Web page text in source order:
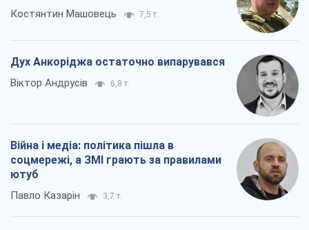
Костянтин Машовець 7,5 т.
Дух Анкоріджа остаточно випарувався
Віктор Андрусів 6,8 т.
Війна і медіа: політика пішла в
соцмережі, а ЗМІ грають за правилами
ютуб
Павло Казарін 3,7 т.